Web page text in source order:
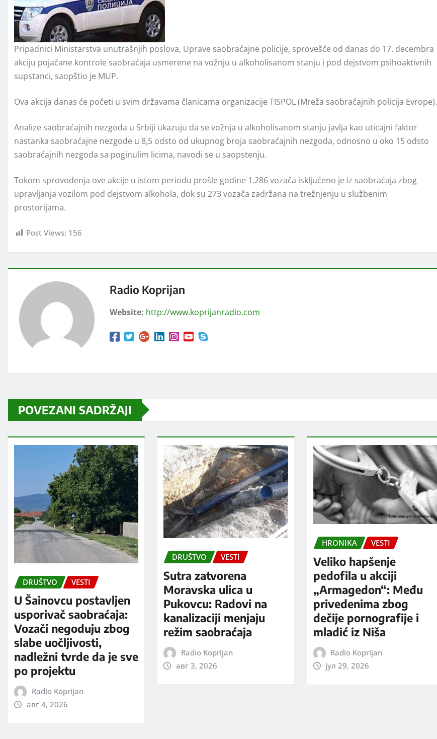
Pripadnici Ministarstva unutrašnjih poslova, Uprave saobraćajne policije, sprovešće od danas do 17. decembra
akciju pojačane kontrole saobraćaja usmerene na vožnju u alkoholisanom stanju i pod dejstvom psihoaktivnih
supstanci, saopštio je MUP.
Ova akcija danas će početi u svim državama članicama organizacije TISPOL (Mreža saobraćajnih policija Evrope).
Analize saobraćajnih nezgoda u Srbiji ukazuju da se vožnja u alkoholisanom stanju javlja kao uticajni faktor
nastanka saobraćajne nezgode u 8,5 odsto od ukupnog broja saobraćajnih nezgoda, odnosno u oko 15 odsto
saobraćajnih nezgoda sa poginulim licima, navodi se u saopstenju.
Tokom sprovođenja ove akcije u istom periodu prošle godine 1.286 vozača isključeno je iz saobraćaja zbog
upravljanja vozilom pod dejstvom alkohola, dok su 273 vozača zadržana na trežnjenju u službenim
prostorijama.
Post Views: 156
Radio Koprijan
Website: http://www.koprijanradio.com
POVEZANI SADRŽAJI
DRUŠTVO VESTI
U Šainovcu postavljen
usporivač saobraćaja:
Vozači negoduju zbog
slabe uočljivosti,
nadležni tvrde da je sve
po projektu
Radio Koprijan
авг 4, 2026
DRUŠTVO VESTI
Sutra zatvorena
Moravska ulica u
Pukovcu: Radovi na
kanalizaciji menjaju
režim saobraćaja
Radio Koprijan
авг 3, 2026
HRONIKA VESTI
Veliko hapšenje
pedofila u akciji
„Armagedon“: Među
privedenima zbog
dečije pornografije i
mladić iz Niša
Radio Koprijan
јул 29, 2026